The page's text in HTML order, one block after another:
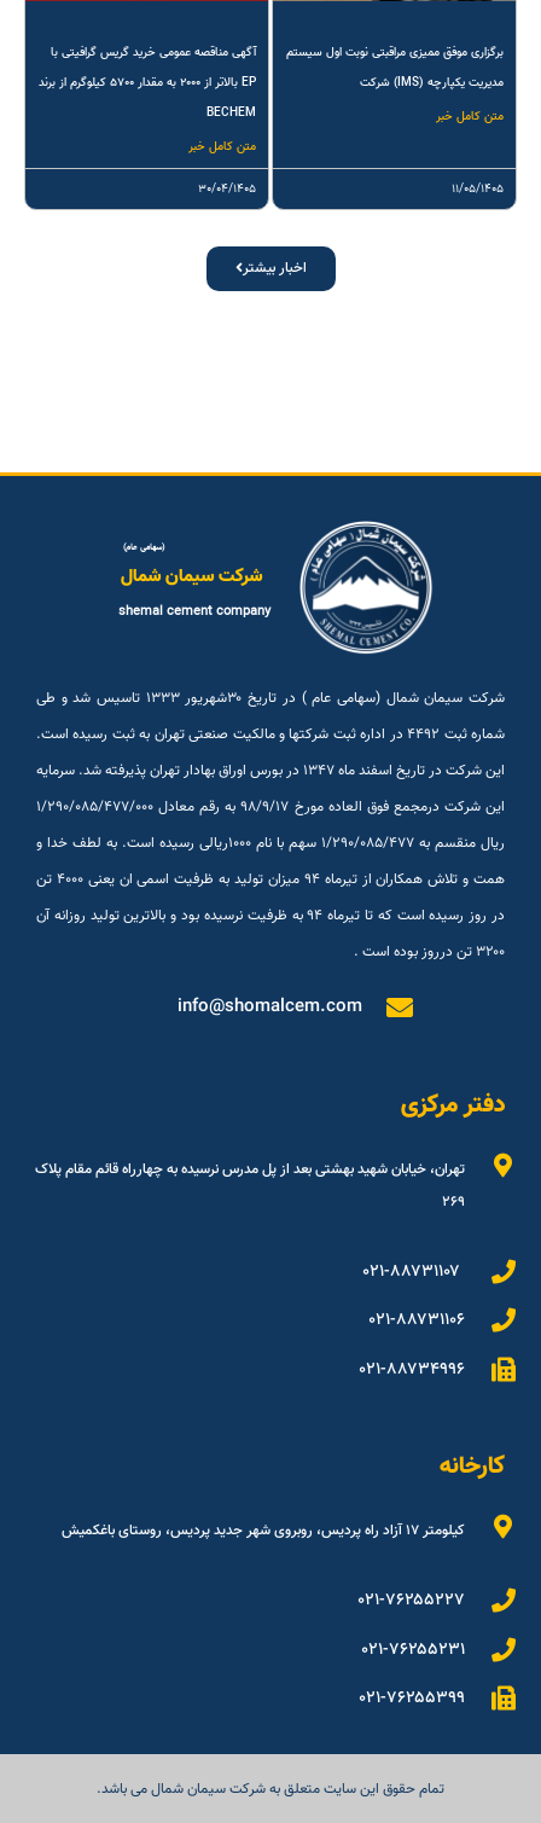
برگزاری موفق ممیزی مراقبتی نوبت اول سیستم
مدیریت یکپارچه (IMS) شرکت
متن کامل خبر
۱۱/۰۵/۱۴۰۵
آگهی مناقصه عمومی خرید گریس گرافیتی با
EP بالاتر از ۲۰۰۰ به مقدار ۵۷۰۰ کیلوگرم از برند
BECHEM
متن کامل خبر
۳۰/۰۴/۱۴۰۵
اخبار بیشتر
(سهامی عام)
شرکت سیمان شمال
shemal cement company
شرکت سیمان شمال (سهامی عام ) در تاریخ ۳۰شهريور ۱۳۳۳ تاسیس شد و طی
شماره ثبت ۴۴۹۲ در اداره ثبت شرکتها و مالکیت صنعتی تهران به ثبت رسیده است.
این شرکت در تاریخ اسفند ماه ۱۳۴۷ در بورس اوراق بهادار تهران پذیرفته شد. سرمایه
این شرکت درمجمع فوق العاده مورخ ۹۸/۹/۱۷ به رقم معادل ۱/۲۹۰/۰۸۵/۴۷۷/۰۰۰
ریال منقسم به ۱/۲۹۰/۰۸۵/۴۷۷ سهم با نام ۱۰۰۰ریالی رسیده است. به لطف خدا و
همت و تلاش همکاران از تیرماه ۹۴ میزان تولید به ظرفیت اسمی ان یعنی ۴۰۰۰ تن
در روز رسیده است که تا تیرماه ۹۴ به ظرفیت نرسیده بود و بالاترین تولید روزانه آن
۳۲۰۰ تن درروز بوده است .
info@shomalcem.com
دفتر مرکزی
تهران، خیابان شهید بهشتی بعد از پل مدرس نرسیده به چهارراه قائم مقام پلاک
۲۶۹
۰۲۱-۸۸۷۳۱۱۰۶
۰۲۱-۸۸۷۳۴۹۹۶
کارخانه
کیلومتر ۱۷ آزاد راه پردیس، روبروی شهر جدید پردیس، روستای باغکمیش
۰۲۱-۷۶۲۵۵۲۲۷
۰۲۱-۷۶۲۵۵۲۳۱
۰۲۱-۷۶۲۵۵۳۹۹
تمام حقوق این سایت متعلق به شرکت سیمان شمال می باشد.